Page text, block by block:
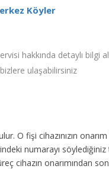
Köyler
hakkında detaylı bilgi
ulaşabilirsiniz
O fişi cihazınızın
numarayı
cihazın onarımından